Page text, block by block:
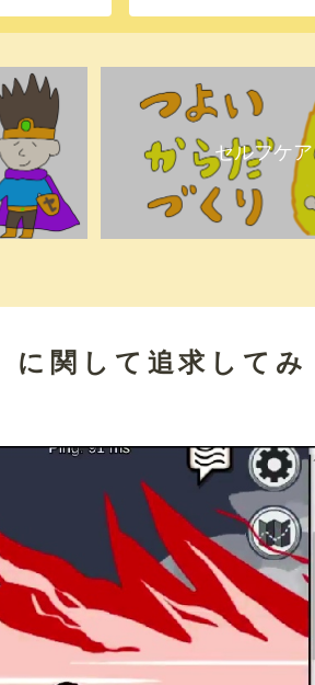
セルフケア
に関して追求してみ